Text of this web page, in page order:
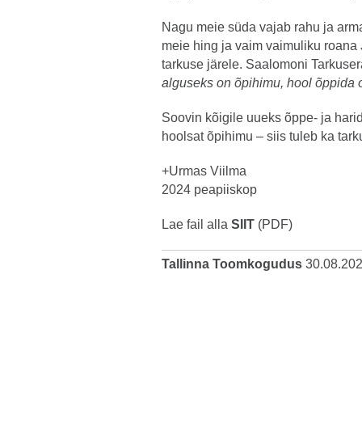
Nagu meie süda vajab rahu ja
meie hing ja vaim vaimuliku
tarkuse järele. Saalomoni
alguseks on õpihimu, hool õppida
Soovin kõigile uueks õppe- ja
hoolsat õpihimu – siis tuleb ka
+Urmas
2024 peapiiskop
Lae fail alla SIIT (PDF)
Tallinna Toomkogudus